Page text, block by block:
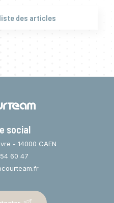
des articles
social
- 14000 CAEN
60 47